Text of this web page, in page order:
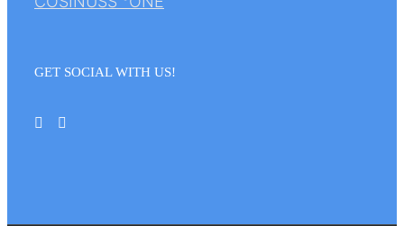
GET SOCIAL WITH US!